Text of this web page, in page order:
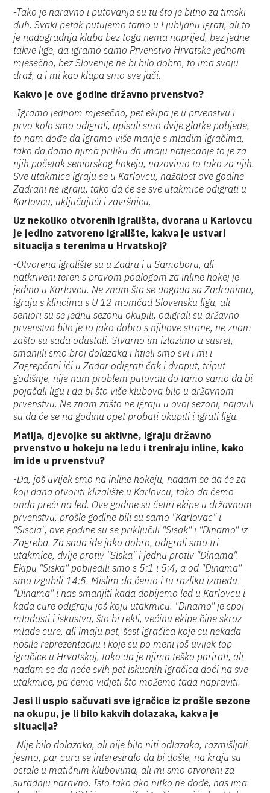
-Tako je naravno i putovanja su tu što je bitno za timski
duh. Svaki petak putujemo tamo u Ljubljanu igrati, ali to
je nadogradnja kluba bez toga nema naprijed, bez jedne
takve lige, da igramo samo Prvenstvo Hrvatske jednom
mjesečno, bez Slovenije ne bi bilo dobro, to ima svoju
draž, a i mi kao klapa smo sve jači.
Kakvo je ove godine državno prvenstvo?
-Igramo jednom mjesečno, pet ekipa je u prvenstvu i
prvo kolo smo odigrali, upisali smo dvije glatke pobjede,
to nam dođe da igramo više manje s mladim igračima,
tako da damo njima priliku da imaju natjecanje to je za
njih početak seniorskog hokeja, nazovimo to tako za njih.
Sve utakmice igraju se u Karlovcu, nažalost ove godine
Zadrani ne igraju, tako da će se sve utakmice odigrati u
Karlovcu, uključujući i završnicu.
Uz nekoliko otvorenih igrališta, dvorana u Karlovcu
je jedino zatvoreno igralište, kakva je ustvari
situacija s terenima u Hrvatskoj?
-Otvorena igralište su u Zadru i u Samoboru, ali
natkriveni teren s pravom podlogom za inline hokej je
jedino u Karlovcu. Ne znam šta se događa sa Zadranima,
igraju s klincima s U 12 momčad Slovensku ligu, ali
seniori su se jednu sezonu okupili, odigrali su državno
prvenstvo bilo je to jako dobro s njihove strane, ne znam
zašto su sada odustali. Stvarno im izlazimo u susret,
smanjili smo broj dolazaka i htjeli smo svi i mi i
Zagrepčani ići u Zadar odigrati čak i dvaput, triput
godišnje, nije nam problem putovati do tamo samo da bi
pojačali ligu i da bi što više klubova bilo u državnom
prvenstvu. Ne znam zašto ne igraju u ovoj sezoni, najavili
su da će se na godinu opet probati okupiti i igrati ligu.
Matija, djevojke su aktivne, igraju državno
prvenstvo u hokeju na ledu i treniraju inline, kako
im ide u prvenstvu?
-Da, još uvijek smo na inline hokeju, nadam se da će za
koji dana otvoriti klizalište u Karlovcu, tako da ćemo
onda preći na led. Ove godine su četiri ekipe u državnom
prvenstvu, prošle godine bili su samo "Karlovac" i
"Siscia", ove godine su se priključili "Sisak" i "Dinamo" iz
Zagreba. Za sada ide jako dobro, odigrali smo tri
utakmice, dvije protiv "Siska" i jednu protiv "Dinama".
Ekipu "Siska" pobijedili smo s 5:1 i 5:4, a od "Dinama"
smo izgubili 14:5. Mislim da ćemo i tu razliku između
"Dinama" i nas smanjiti kada dobijemo led u Karlovcu i
kada cure odigraju još koju utakmicu. "Dinamo" je spoj
mladosti i iskustva, što bi rekli, većinu ekipe čine skroz
mlade cure, ali imaju pet, šest igračica koje su nekada
nosile reprezentaciju i koje su po meni još uvijek top
igračice u Hrvatskoj, tako da je njima teško parirati, ali
nadam se da neće svih pet iskusnih igračica doći na sve
utakmice, pa ćemo vidjeti što možemo tada napraviti.
Jesi li uspio sačuvati sve igračice iz prošle sezone
na okupu, je li bilo kakvih dolazaka, kakva je
situacija?
-Nije bilo dolazaka, ali nije bilo niti odlazaka, razmišljali
jesmo, par cura se interesiralo da bi došle, na kraju su
ostale u matičnim klubovima, ali mi smo otvoreni za
suradnju naravno. Isto tako ako nitko ne dođe, nas ima